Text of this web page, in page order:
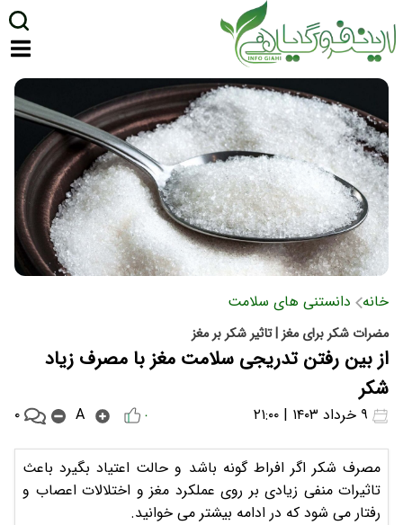
خانه دانستنی های سلامت
مضرات شکر برای مغز | تاثیر شکر بر مغز
از بین رفتن تدریجی سلامت مغز با مصرف زیاد
شکر
۰ A ۰
مصرف شکر اگر افراط گونه باشد و حالت اعتیاد بگیرد باعث
تاثیرات منفی زیادی بر روی عملکرد مغز و اختلالات اعصاب و
رفتار می شود که در ادامه بیشتر می خوانید.